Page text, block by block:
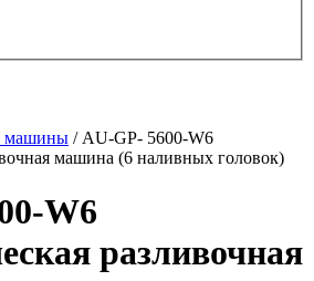
машины / AU-GP- 5600-W6
машина (6 наливных головок)
W6
разливочная